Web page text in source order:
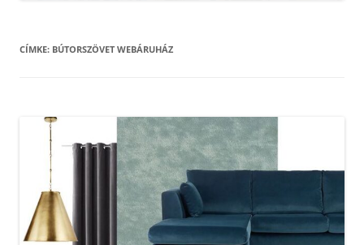
CÍMKE: BÚTORSZÖVET WEBÁRUHÁZ